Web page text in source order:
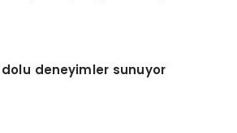
deneyimler sunuyor